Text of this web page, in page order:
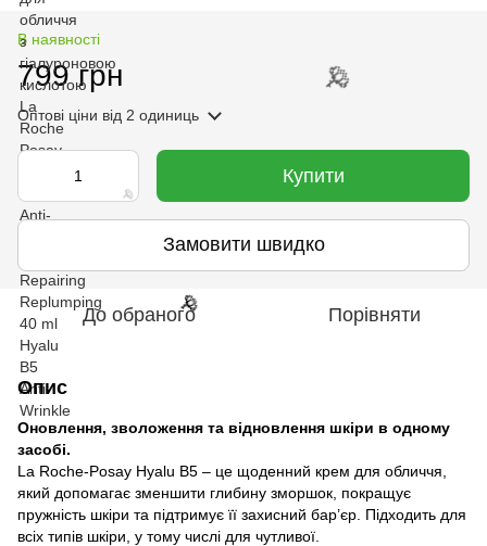
В наявності
799 грн
Оптові ціни від 2 одиниць
Купити
Замовити швидко
До обраного Порівняти
Опис
Оновлення, зволоження та відновлення шкіри в одному
засобі.
La Roche-Posay Hyalu B5 – це щоденний крем для обличчя,
який допомагає зменшити глибину зморшок, покращує
пружність шкіри та підтримує її захисний бар’єр. Підходить для
всіх типів шкіри, у тому числі для чутливої.
🌹